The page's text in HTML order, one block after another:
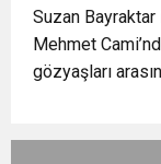
ZİYARET ETTİ.
Suzan
Mehmet
gözyaşları